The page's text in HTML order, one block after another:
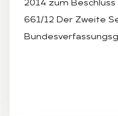
2014 zum
661/12 Der Zweite